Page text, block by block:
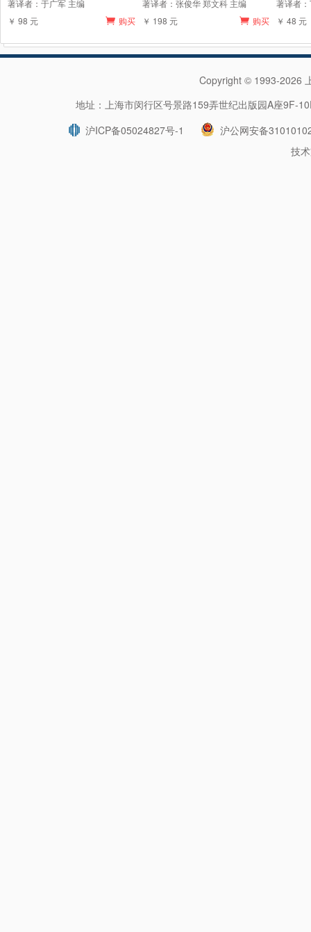
著译者：于广军 主编
￥ 98 元
购买
著译者：张俊华 郑文科 主编
￥ 198 元
购买
著译者
￥ 48 元
Copyright © 1993-2026
地址：上海市闵行区号景路159弄世纪出版园A座
沪ICP备05024827号-1
沪公网安备
技